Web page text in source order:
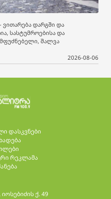
დარგში და
სასტუმროებისა და
შალვა
2026-08-06
დასკვნები
რეკლამა
ქ. 49